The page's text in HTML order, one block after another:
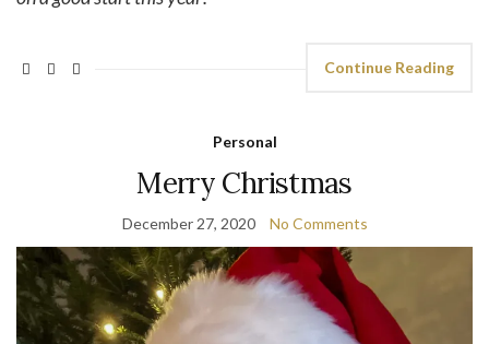
Continue Reading
Personal
Merry Christmas
December 27, 2020 No Comments